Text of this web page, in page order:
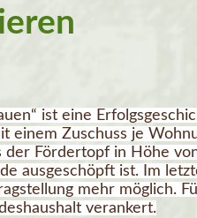
ist eine
einem Zuschuss je
der Fördertopf in Höhe
ausgeschöpft ist. Im
mehr möglich.
verankert.